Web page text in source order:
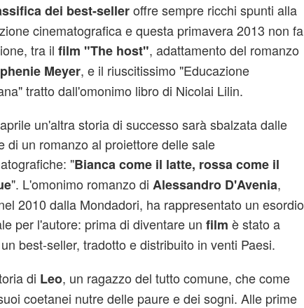
dei best-selleroffre sempre ricchi spunti alla
cinematografica e questa primavera 2013 non fa
tra il film "The host", adattamento del romanzo
Meyer, e il riuscitissimo "Educazione
tratto dall'omonimo libro di Nicolai Lilin.
un'altra storia di successo sarà sbalzata dalle
di un romanzo al proiettore delle sale
"Bianca come il latte, rossa come il
". L'omonimo romanzo di Alessandro D'Avenia,
2010 dalla Mondadori, ha rappresentato un esordio
per l'autore: prima di diventare un film è stato a
best-seller, tradotto e distribuito in venti Paesi.
di Leo, un ragazzo del tutto comune, che come
coetanei nutre delle paure e dei sogni. Alle prime